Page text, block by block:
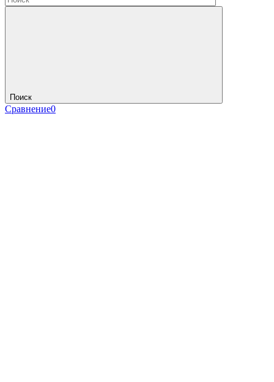
Поиск
Сравнение0